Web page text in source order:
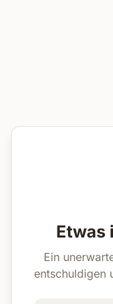
Etwas
Ein
entschuldigen